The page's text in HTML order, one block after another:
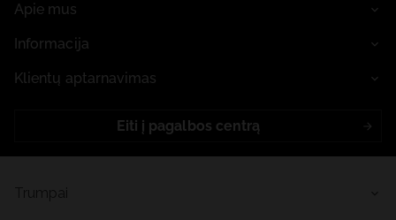
Apie mus
Informacija
Klientų aptarnavimas
Eiti į pagalbos centrą